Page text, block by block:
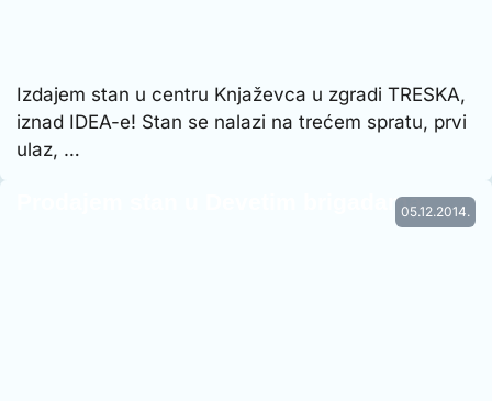
Izdajem stan u centru Knjaževca u zgradi TRESKA,
iznad IDEA-e! Stan se nalazi na trećem spratu, prvi
ulaz, …
05.12.2014.
Prodajem stan u Devetim brigadama